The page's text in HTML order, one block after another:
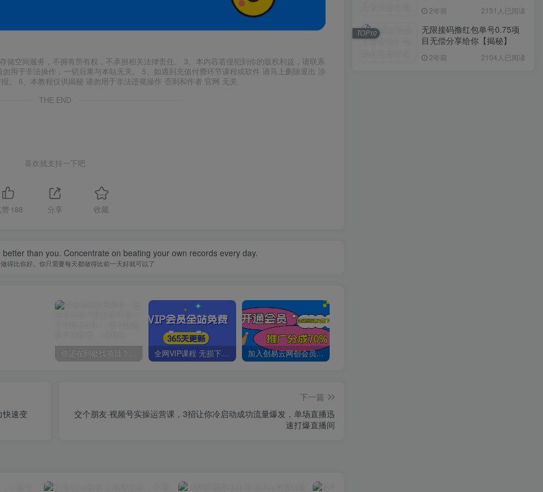
储空间服务，不拥有所有权，不承担相关法律责任。 3、本内容若侵犯到你的版权利益，请联系
用于非法操作，一切后果与本站无关。 5、如遇到充值付费环节课程或软件 请马上删除退出 涉
。 6、本教程仅供揭秘 请勿用于非法违规操作 否则和作者 官网 无关
THE END
喜欢就支持一下吧
188 分享 收藏
than you. Concentrate on beating your own records every day.
得比你好。你只需要每天都做得比前一天好就可以了
你还在到处找项目？还在当韭菜？我靠卖项目一个月收入5万+，曾经我也是个失败者。 全网VIP课程 无损下载~ 加入创易云网创会员，全站资源免费学习。
快速变
下一篇
交个朋友·视频号实操运营课，​3招让你冷启动成功流量爆发，单场直播迅
速打爆直播间
姆级教学
2年前 2151人已阅读
无限接码撸红包单号0.75项
目无偿分享给你【揭秘】
2年前 2104人已阅读
TOP10